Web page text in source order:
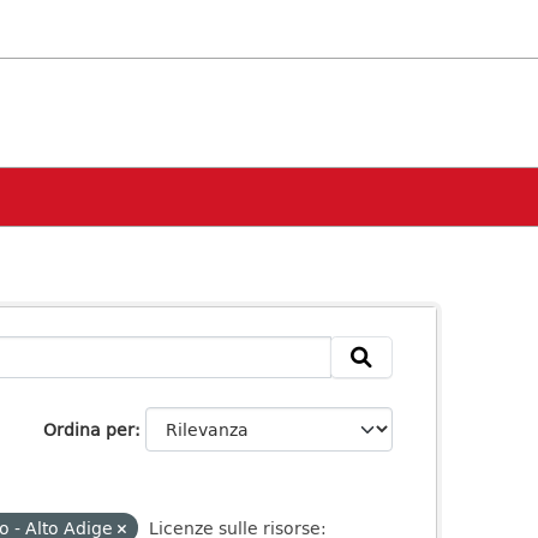
Ordina per
- Alto Adige
Licenze sulle risorse: